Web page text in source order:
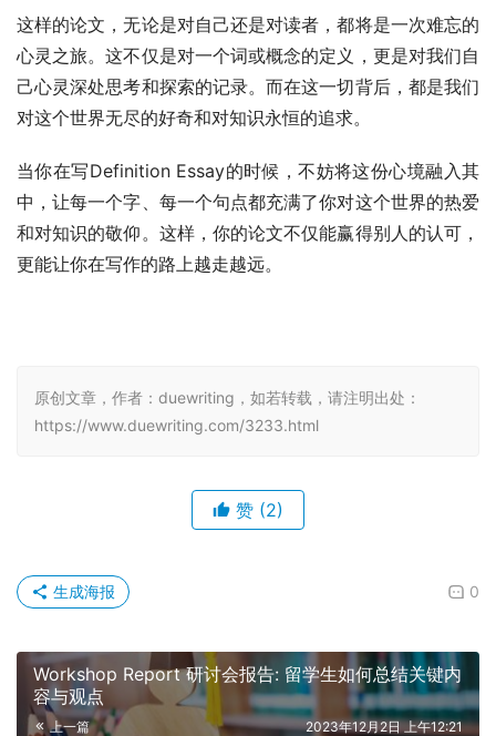
这样的论文，无论是对自己还是对读者，都将是一次难忘的
心灵之旅。这不仅是对一个词或概念的定义，更是对我们自
己心灵深处思考和探索的记录。而在这一切背后，都是我们
对这个世界无尽的好奇和对知识永恒的追求。
当你在写Definition Essay的时候，不妨将这份心境融入其
中，让每一个字、每一个句点都充满了你对这个世界的热爱
和对知识的敬仰。这样，你的论文不仅能赢得别人的认可，
更能让你在写作的路上越走越远。
原创文章，作者：duewriting，如若转载，请注明出处：
https://www.duewriting.com/3233.html
赞 (2)
0
生成海报
Workshop Report 研讨会报告: 留学生如何总结关键内
容与观点
上一篇 2023年12月2日 上午12:21